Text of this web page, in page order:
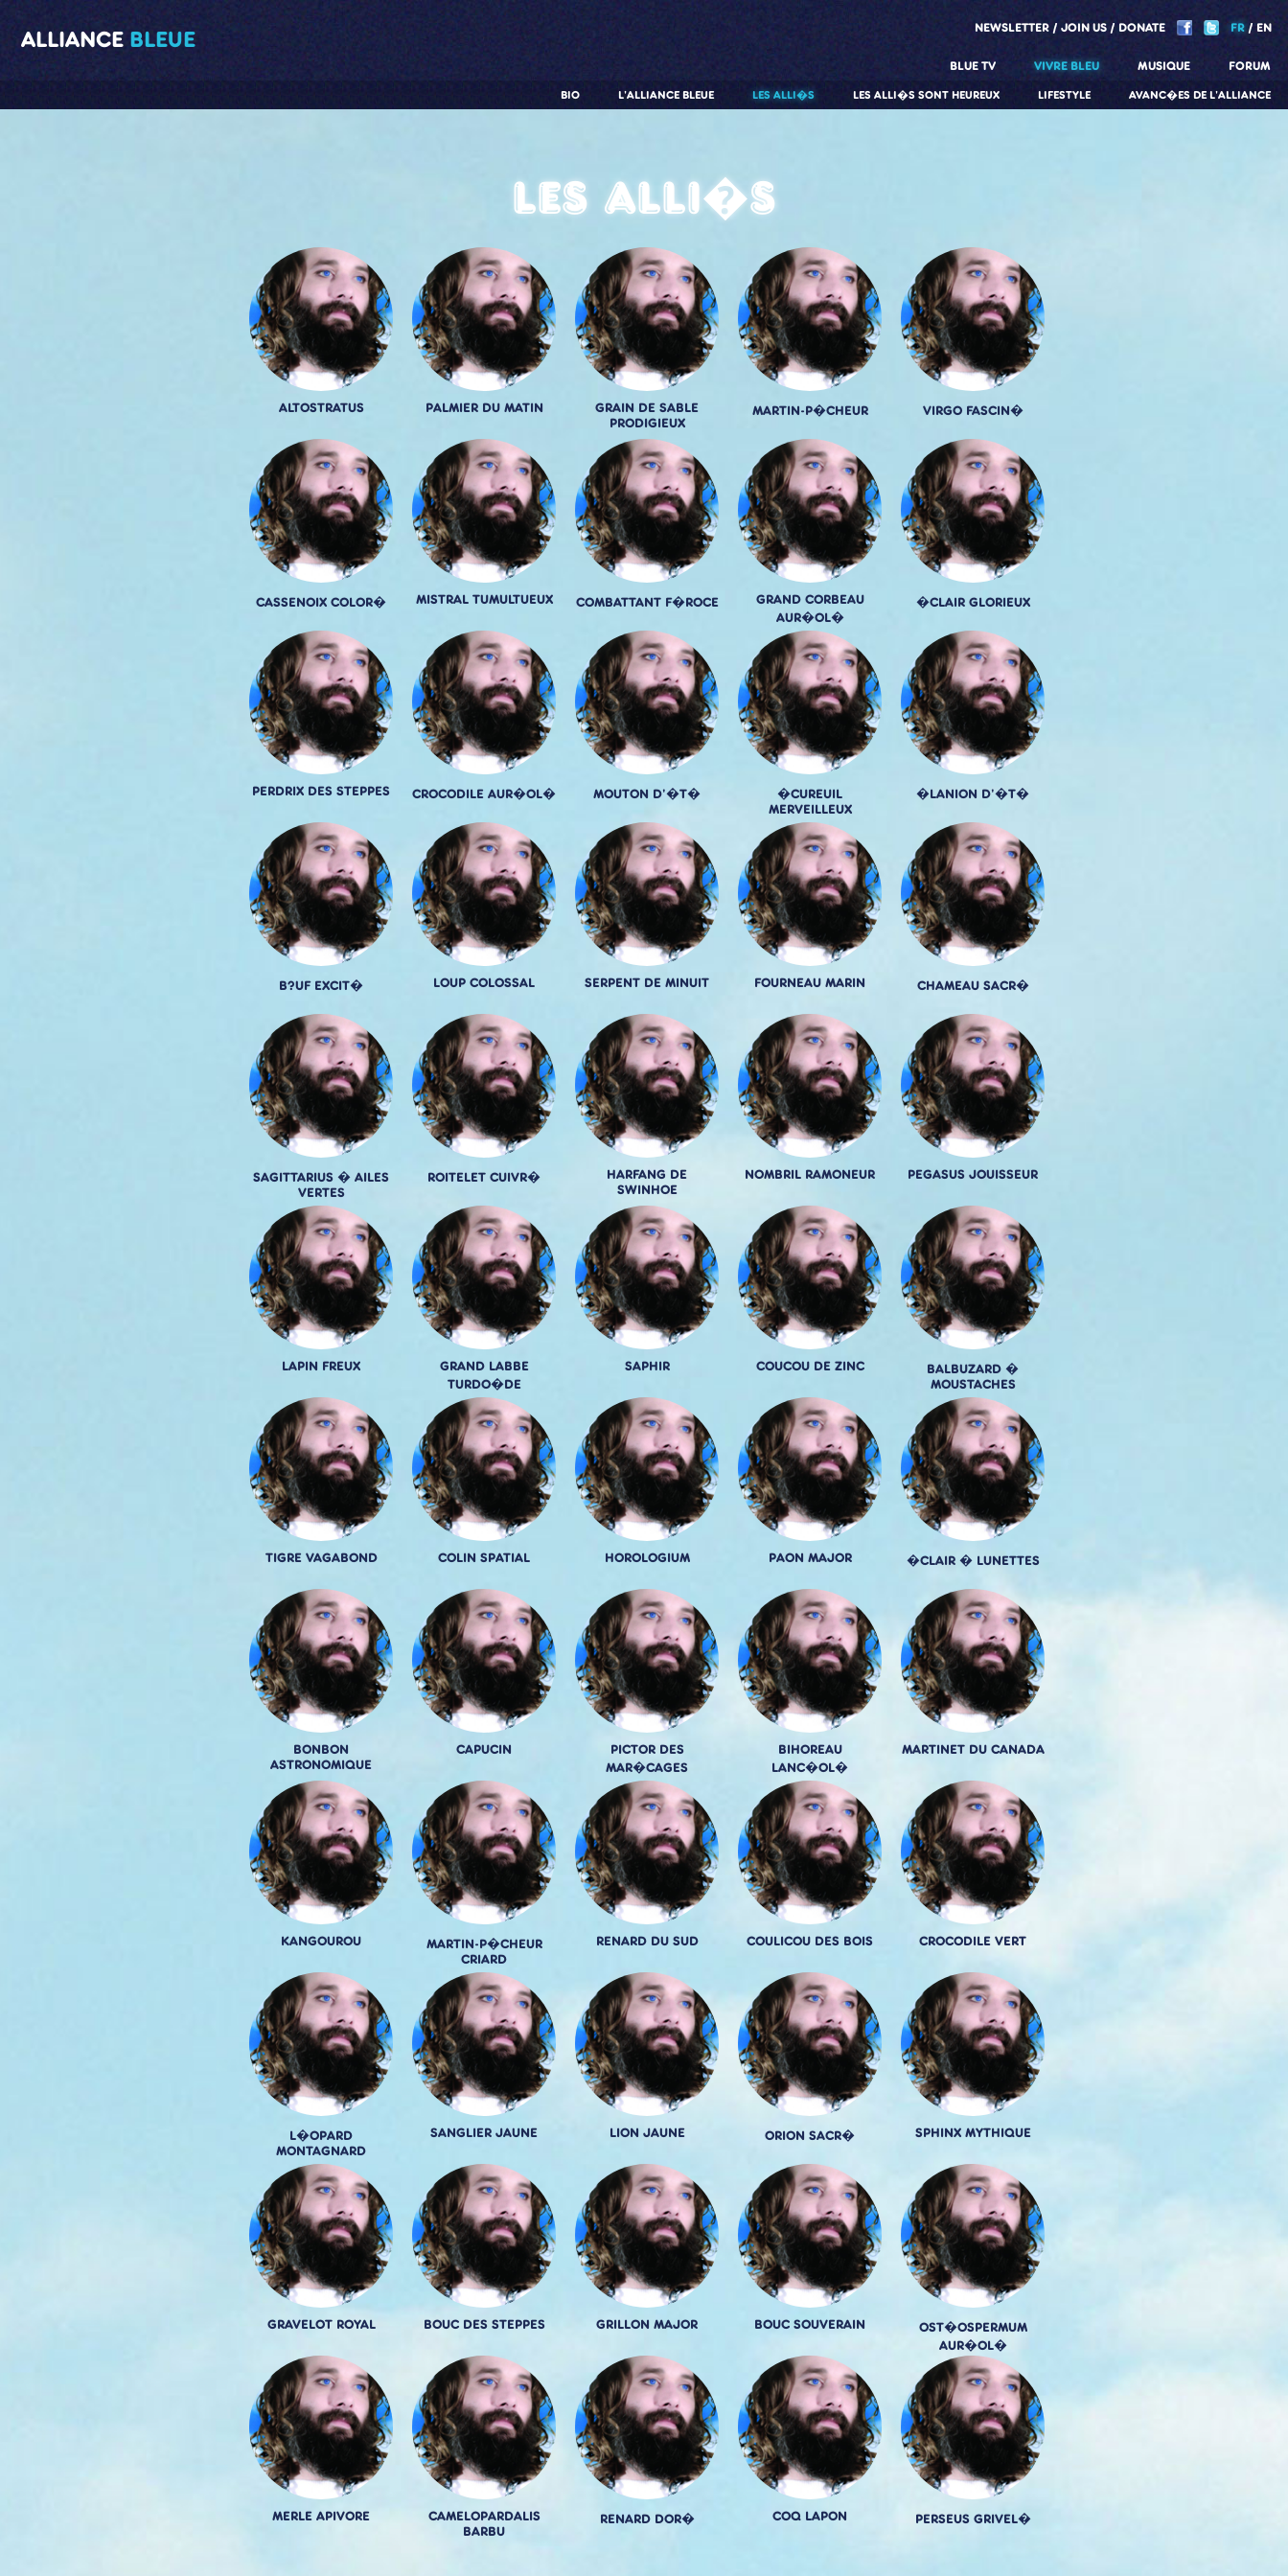
ALLIANCE BLEUE NEWSLETTER JOIN US DONATE FR EN
BLUE TV VIVRE BLEU
AVANC�ES DE L'ALLIANCE
LIFESTYLE
LES ALLI�S SONT HEUREUX
LES ALLI�S
L'ALLIANCE BLEUE
BIO
MUSIQUE FORUM
Les alli�s
ALTOSTRATUS PALMIER DU MATIN
GRAIN DE SABLE
PRODIGIEUX
MARTIN-P�CHEUR VIRGO FASCIN�
CASSENOIX COLOR� MISTRAL TUMULTUEUX COMBATTANT F�ROCE
GRAND CORBEAU
AUR�OL�
�CLAIR GLORIEUX
PERDRIX DES STEPPES CROCODILE AUR�OL� MOUTON D'�T�
�CUREUIL
MERVEILLEUX
�LANION D'�T�
B?UF EXCIT� LOUP COLOSSAL SERPENT DE MINUIT FOURNEAU MARIN CHAMEAU SACR�
SAGITTARIUS � AILES
VERTES
ROITELET CUIVR�
HARFANG DE
SWINHOE
NOMBRIL RAMONEUR PEGASUS JOUISSEUR
LAPIN FREUX
GRAND LABBE
TURDO�DE
SAPHIR COUCOU DE ZINC
BALBUZARD �
MOUSTACHES
TIGRE VAGABOND COLIN SPATIAL HOROLOGIUM PAON MAJOR �CLAIR � LUNETTES
BONBON
ASTRONOMIQUE
CAPUCIN
PICTOR DES
MAR�CAGES
BIHOREAU
LANC�OL�
MARTINET DU CANADA
KANGOUROU
MARTIN-P�CHEUR
CRIARD
RENARD DU SUD COULICOU DES BOIS CROCODILE VERT
L�OPARD
MONTAGNARD
SANGLIER JAUNE LION JAUNE ORION SACR� SPHINX MYTHIQUE
GRAVELOT ROYAL BOUC DES STEPPES GRILLON MAJOR BOUC SOUVERAIN
OST�OSPERMUM
AUR�OL�
MERLE APIVORE
CAMELOPARDALIS
BARBU
RENARD DOR� COQ LAPON PERSEUS GRIVEL�